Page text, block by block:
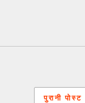
पुरानी पोस्ट